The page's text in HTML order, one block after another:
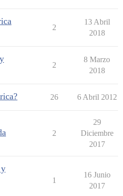
2
13 Abril
2018
2
8 Marzo
2018
26 6 Abril 2012
2
29
Diciembre
2017
1
16 Junio
2017